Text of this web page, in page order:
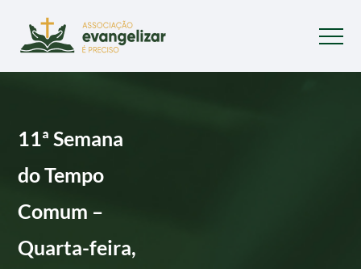
11ª Semana
do Tempo
Comum –
Quarta-feira,